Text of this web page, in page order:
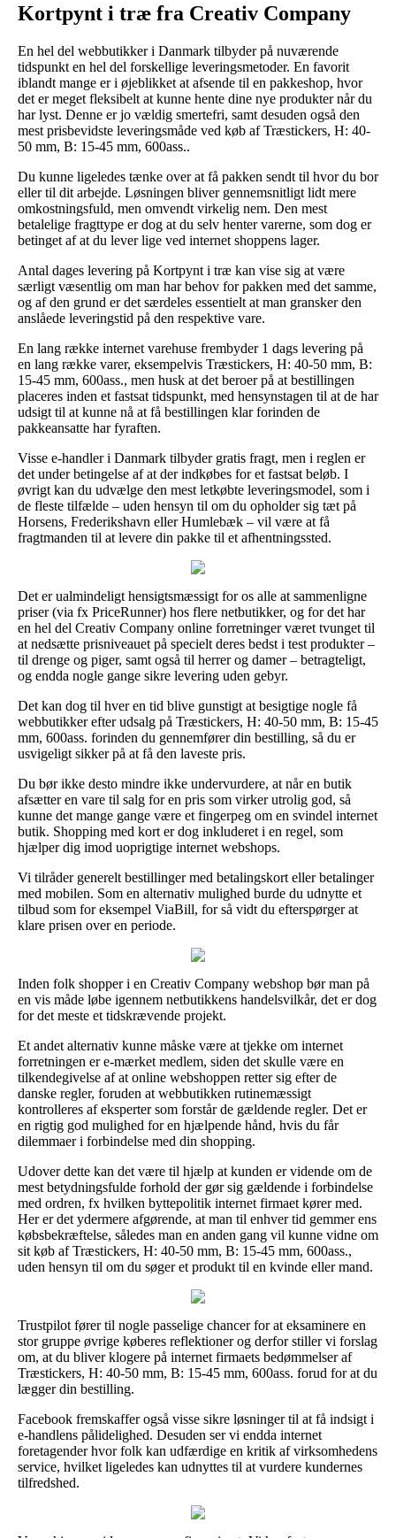
Kortpynt i træ fra Creativ Company
En hel del webbutikker i Danmark tilbyder på nuværende
tidspunkt en hel del forskellige leveringsmetoder. En favorit
iblandt mange er i øjeblikket at afsende til en pakkeshop, hvor
det er meget fleksibelt at kunne hente dine nye produkter når du
har lyst. Denne er jo vældig smertefri, samt desuden også den
mest prisbevidste leveringsmåde ved køb af Træstickers, H: 40-
50 mm, B: 15-45 mm, 600ass..
Du kunne ligeledes tænke over at få pakken sendt til hvor du bor
eller til dit arbejde. Løsningen bliver gennemsnitligt lidt mere
omkostningsfuld, men omvendt virkelig nem. Den mest
betalelige fragttype er dog at du selv henter varerne, som dog er
betinget af at du lever lige ved internet shoppens lager.
Antal dages levering på Kortpynt i træ kan vise sig at være
særligt væsentlig om man har behov for pakken med det samme,
og af den grund er det særdeles essentielt at man gransker den
anslåede leveringstid på den respektive vare.
En lang række internet varehuse frembyder 1 dags levering på
en lang række varer, eksempelvis Træstickers, H: 40-50 mm, B:
15-45 mm, 600ass., men husk at det beroer på at bestillingen
placeres inden et fastsat tidspunkt, med hensynstagen til at de har
udsigt til at kunne nå at få bestillingen klar forinden de
pakkeansatte har fyraften.
Visse e-handler i Danmark tilbyder gratis fragt, men i reglen er
det under betingelse af at der indkøbes for et fastsat beløb. I
øvrigt kan du udvælge den mest letkøbte leveringsmodel, som i
de fleste tilfælde – uden hensyn til om du opholder sig tæt på
Horsens, Frederikshavn eller Humlebæk – vil være at få
fragtmanden til at levere din pakke til et afhentningssted.
Det er ualmindeligt hensigtsmæssigt for os alle at sammenligne
priser (via fx PriceRunner) hos flere netbutikker, og for det har
en hel del Creativ Company online forretninger været tvunget til
at nedsætte prisniveauet på specielt deres bedst i test produkter –
til drenge og piger, samt også til herrer og damer – betragteligt,
og endda nogle gange sikre levering uden gebyr.
Det kan dog til hver en tid blive gunstigt at besigtige nogle få
webbutikker efter udsalg på Træstickers, H: 40-50 mm, B: 15-45
mm, 600ass. forinden du gennemfører din bestilling, så du er
usvigeligt sikker på at få den laveste pris.
Du bør ikke desto mindre ikke undervurdere, at når en butik
afsætter en vare til salg for en pris som virker utrolig god, så
kunne det mange gange være et fingerpeg om en svindel internet
butik. Shopping med kort er dog inkluderet i en regel, som
hjælper dig imod uoprigtige internet webshops.
Vi tilråder generelt bestillinger med betalingskort eller betalinger
med mobilen. Som en alternativ mulighed burde du udnytte et
tilbud som for eksempel ViaBill, for så vidt du efterspørger at
klare prisen over en periode.
Inden folk shopper i en Creativ Company webshop bør man på
en vis måde løbe igennem netbutikkens handelsvilkår, det er dog
for det meste et tidskrævende projekt.
Et andet alternativ kunne måske være at tjekke om internet
forretningen er e-mærket medlem, siden det skulle være en
tilkendegivelse af at online webshoppen retter sig efter de
danske regler, foruden at webbutikken rutinemæssigt
kontrolleres af eksperter som forstår de gældende regler. Det er
en rigtig god mulighed for en hjælpende hånd, hvis du får
dilemmaer i forbindelse med din shopping.
Udover dette kan det være til hjælp at kunden er vidende om de
mest betydningsfulde forhold der gør sig gældende i forbindelse
med ordren, fx hvilken byttepolitik internet firmaet kører med.
Her er det ydermere afgørende, at man til enhver tid gemmer ens
købsbekræftelse, således man en anden gang vil kunne vidne om
sit køb af Træstickers, H: 40-50 mm, B: 15-45 mm, 600ass.,
uden hensyn til om du søger et produkt til en kvinde eller mand.
Trustpilot fører til nogle passelige chancer for at eksaminere en
stor gruppe øvrige køberes reflektioner og derfor stiller vi forslag
om, at du bliver klogere på internet firmaets bedømmelser af
Træstickers, H: 40-50 mm, B: 15-45 mm, 600ass. forud for at du
lægger din bestilling.
Facebook fremskaffer også visse sikre løsninger til at få indsigt i
e-handlens pålidelighed. Desuden ser vi endda internet
foretagender hvor folk kan udfærdige en kritik af virksomhedens
service, hvilket ligeledes kan udnyttes til at vurdere kundernes
tilfredshed.